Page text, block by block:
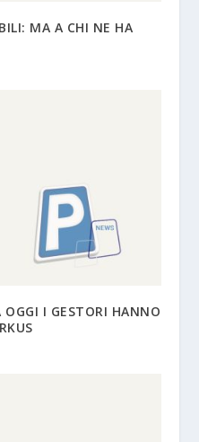
MA A CHI NE HA
OGGI I GESTORI HANNO